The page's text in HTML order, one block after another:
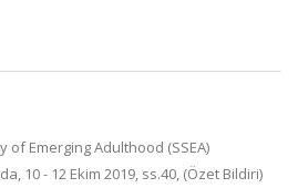
Emerging Adulthood (SSEA)
10 - 12 Ekim 2019, ss.40, (Özet Bildiri)